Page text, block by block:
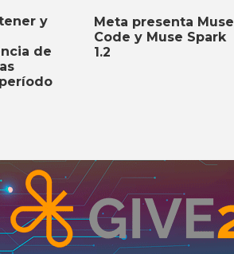
y
de
Meta presenta Muse
Code y Muse Spark
1.2